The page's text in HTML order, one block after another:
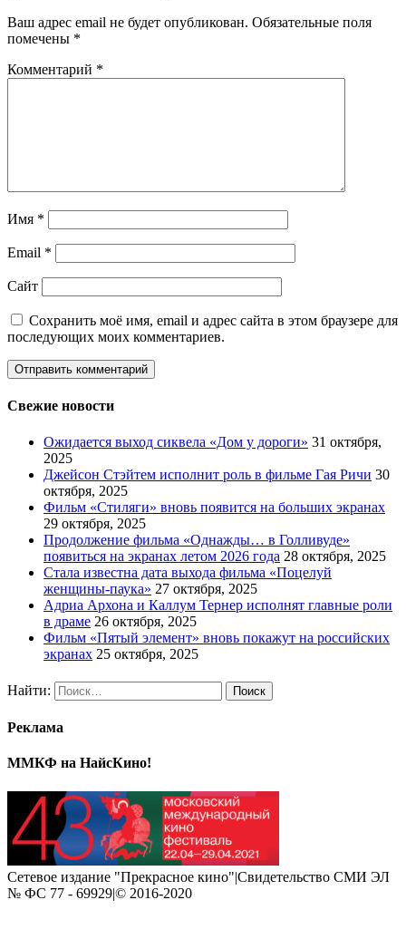
Ваш адрес email не будет опубликован. Обязательные поля
помечены *
Комментарий *
Имя *
Email *
Сайт
Сохранить моё имя, email и адрес сайта в этом браузере для
последующих моих комментариев.
Свежие новости
Ожидается выход сиквела «Дом у дороги» 31 октября,
2025
Джейсон Стэйтем исполнит роль в фильме Гая Ричи 30
октября, 2025
Фильм «Стиляги» вновь появится на больших экранах
29 октября, 2025
Продолжение фильма «Однажды… в Голливуде»
появиться на экранах летом 2026 года 28 октября, 2025
Стала известна дата выхода фильма «Поцелуй
женщины-паука» 27 октября, 2025
Адриа Архона и Каллум Тернер исполнят главные роли
в драме 26 октября, 2025
Фильм «Пятый элемент» вновь покажут на российских
экранах 25 октября, 2025
Найти:
Реклама
ММКФ на НайсКино!
Сетевое издание "Прекрасное кино"|Свидетельство СМИ ЭЛ
№ ФС 77 - 69929|© 2016-2020